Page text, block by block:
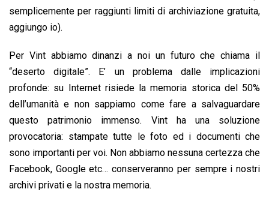
semplicemente per raggiunti limiti di archiviazione gratuita,
aggiungo io).
Per Vint abbiamo dinanzi a noi un futuro che chiama il
“deserto digitale”. E’ un problema dalle implicazioni
profonde: su Internet risiede la memoria storica del 50%
dell’umanità e non sappiamo come fare a salvaguardare
questo patrimonio immenso. Vint ha una soluzione
provocatoria: stampate tutte le foto ed i documenti che
sono importanti per voi. Non abbiamo nessuna certezza che
Facebook, Google etc… conserveranno per sempre i nostri
archivi privati e la nostra memoria.